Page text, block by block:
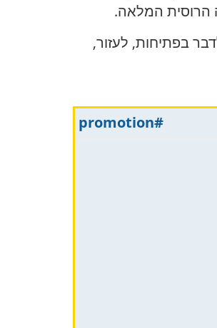
הרוסית המלאה.
בפתיחות, לעזור,
#promotion